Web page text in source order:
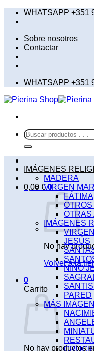
SaltarWHATSAPP +351
Sobre nosotros
Contactar
WHATSAPP +351
Buscar
por:
0,00 € 0
No hay
Volver a la
0
Carrito
No hay productos
IMÁGENES
MADERA
VIRGEN
FÁTIMA
OTRAS
IMÁGENES
JESÚS
NIÑO
PARED
MÁS